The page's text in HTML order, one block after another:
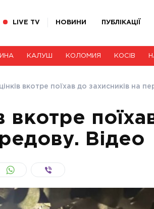
LIVE TV НОВИНИ ПУБЛІКАЦІЇ
КАЛУШ КОЛОМИЯ КОСІВ
вкотре поїхав до захисників на
вкотре
Відео